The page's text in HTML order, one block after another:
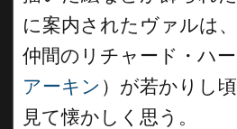
に案内されたヴァルは
仲間のリチャード・ハ
アーキン ）が若かりし
見て懐かしく思う。